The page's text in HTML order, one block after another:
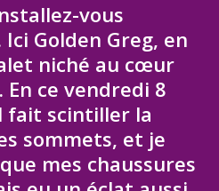
vous
Golden Greg, en
niché au cœur
En ce vendredi 8
fait scintiller la
sommets, et je
mes chaussures